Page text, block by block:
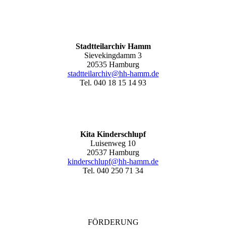
Stadtteilarchiv Hamm
Sievekingdamm 3
20535 Hamburg
stadtteilarchiv@hh-hamm.de
Tel. 040 18 15 14 93
Kita Kinderschlupf
Luisenweg 10
20537 Hamburg
kinderschlupf@hh-hamm.de
Tel. 040 250 71 34
FÖRDERUNG